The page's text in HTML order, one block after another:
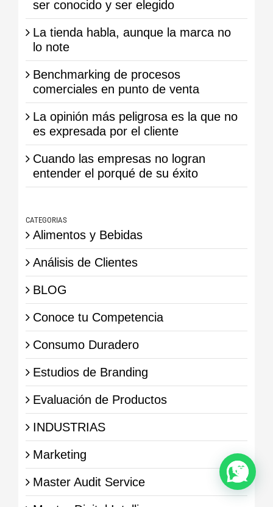
ser conocido y ser elegido
La tienda habla, aunque la marca no
lo note
Benchmarking de procesos
comerciales en punto de venta
La opinión más peligrosa es la que no
es expresada por el cliente
Cuando las empresas no logran
entender el porqué de su éxito
CATEGORIAS
Alimentos y Bebidas
Análisis de Clientes
BLOG
Conoce tu Competencia
Consumo Duradero
Estudios de Branding
Evaluación de Productos
INDUSTRIAS
Marketing
Master Audit Service